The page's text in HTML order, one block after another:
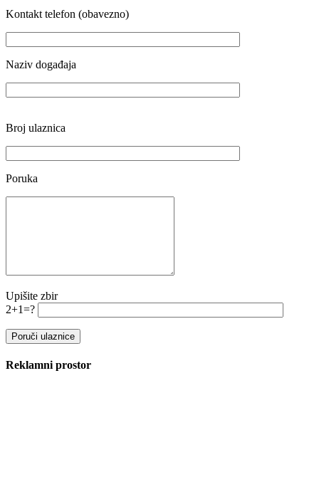
Kontakt telefon (obavezno)
Naziv događaja
Broj ulaznica
Poruka
Upišite zbir
2+1=?
Reklamni prostor